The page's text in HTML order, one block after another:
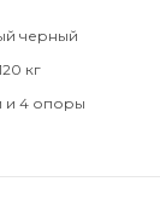
черный
кг
и 4 опоры